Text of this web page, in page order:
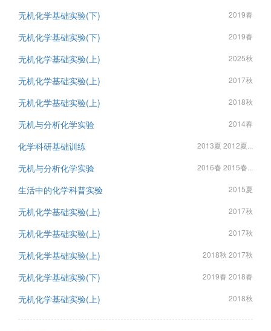
无机化学基础实验(下) 2019春
无机化学基础实验(下) 2019春
无机化学基础实验(上) 2025秋
无机化学基础实验(上) 2017秋
无机化学基础实验(上) 2018秋
无机与分析化学实验 2014春
化学科研基础训练 2013夏 2012夏...
无机与分析化学实验 2016春 2015春...
生活中的化学科普实验 2015夏
无机化学基础实验(上) 2017秋
无机化学基础实验(上) 2017秋
无机化学基础实验(上) 2018秋 2017秋
无机化学基础实验(下) 2019春 2018春
无机化学基础实验(上) 2018秋